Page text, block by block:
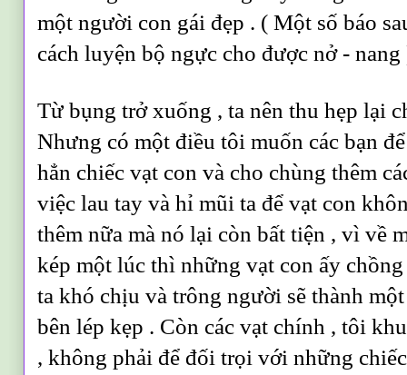
một người con gái đẹp . ( Một số báo
cách luyện bộ ngực cho được nở - nang
Từ bụng trở xuống , ta nên thu hẹp lại
Nhưng có một điều tôi muốn các bạn
hẳn chiếc vạt con và cho chùng thêm
việc lau tay và hỉ mũi ta để vạt con
thêm nữa mà nó lại còn bất tiện , vì về
kép một lúc thì những vạt con ấy
ta khó chịu và trông người sẽ thành
bên lép kẹp . Còn các vạt chính , tôi
, không phải để đối trọi với những